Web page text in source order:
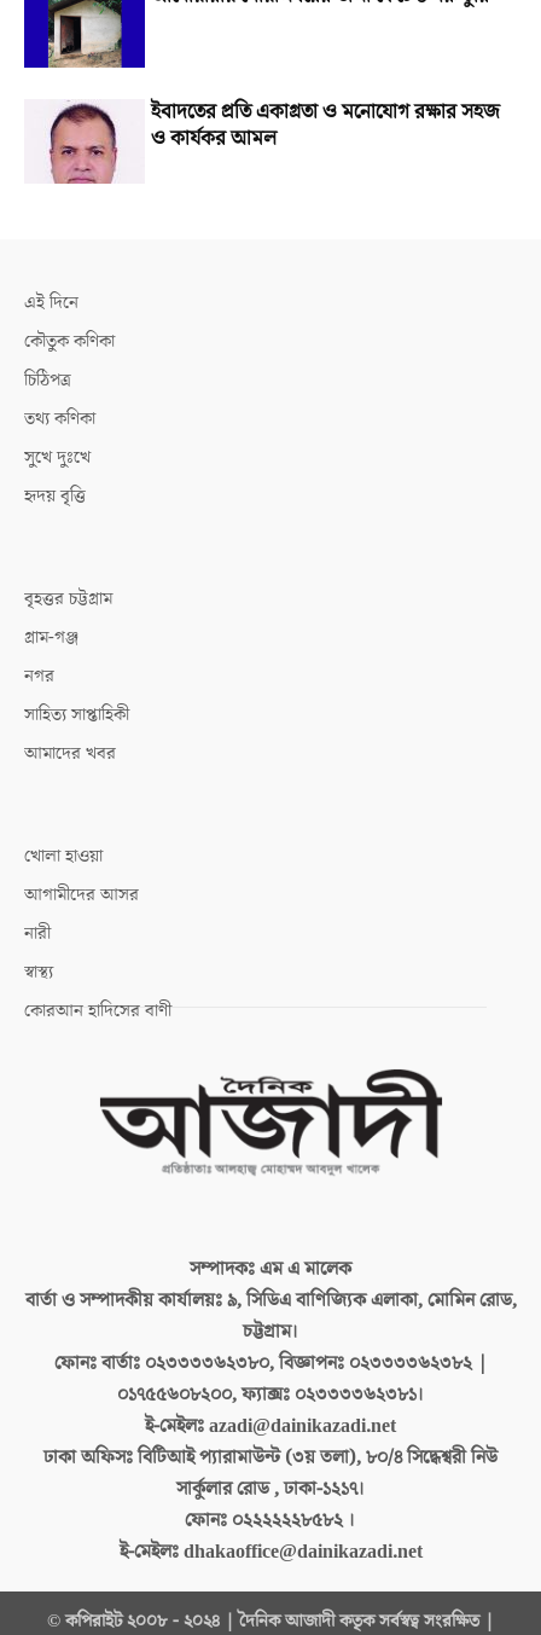
ইবাদতের প্রতি একাগ্রতা ও মনোযোগ রক্ষার সহজ
ও কার্যকর আমল
এই দিনে
কৌতুক কণিকা
চিঠিপত্র
তথ্য কণিকা
সুখে দুঃখে
হৃদয় বৃত্তি
বৃহত্তর চট্টগ্রাম
গ্রাম-গঞ্জ
নগর
সাহিত্য সাপ্তাহিকী
আমাদের খবর
খোলা হাওয়া
আগামীদের আসর
নারী
স্বাস্থ্য
কোরআন হাদিসের বাণী
সম্পাদকঃএম এ মালেক
বার্তা ও সম্পাদকীয় কার্যালয়ঃ৯, সিডিএ বাণিজ্যিক এলাকা, মোমিন রোড,
চট্টগ্রাম।
ফোনঃ বার্তাঃ ০২৩৩৩৩৬২৩৮০, বিজ্ঞাপনঃ ০২৩৩৩৩৬২৩৮২ |
০১৭৫৫৬০৮২০০, ফ্যাক্সঃ ০২৩৩৩৩৬২৩৮১।
ই-মেইলঃazadi@dainikazadi.net
ঢাকা অফিসঃবিটিআই প্যারামাউন্ট (৩য় তলা), ৮০/৪ সিদ্ধেশ্বরী নিউ
সার্কুলার রোড , ঢাকা-১২১৭।
ফোনঃ ০২২২২২২৮৫৮২ ।
ই-মেইলঃdhakaoffice@dainikazadi.net
© কপিরাইট ২০০৮ - ২০২৪ | দৈনিক আজাদী কতৃক সর্বস্বত্ব সংরক্ষিত |